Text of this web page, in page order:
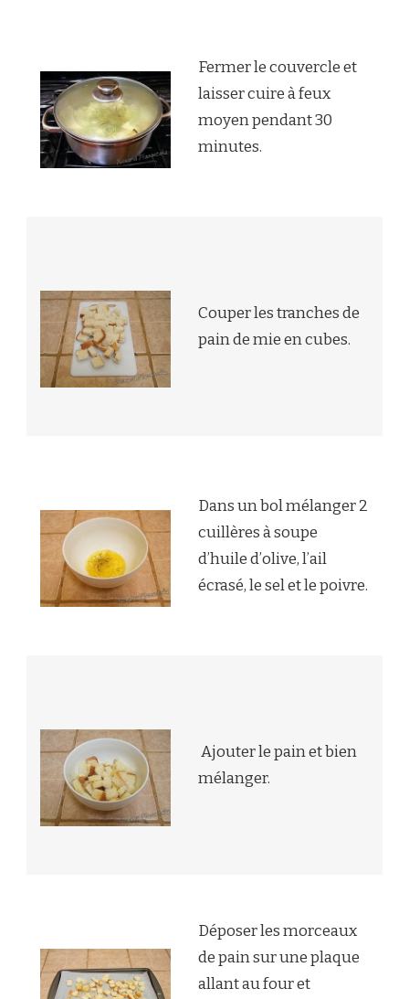
Fermer le couvercle et
laisser cuire à feux
moyen pendant 30
minutes.
Couper les tranches de
pain de mie en cubes.
Dans un bol mélanger 2
cuillères à soupe
d’huile d’olive, l’ail
écrasé, le sel et le poivre.
Ajouter le pain et bien
mélanger.
Déposer les morceaux
de pain sur une plaque
allant au four et